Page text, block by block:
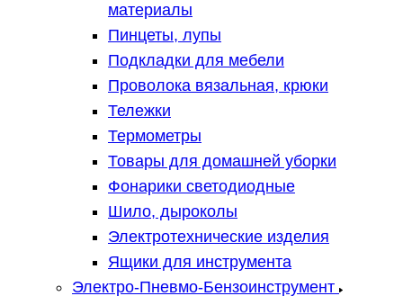
материалы
Пинцеты, лупы
Подкладки для мебели
Проволока вязальная, крюки
Тележки
Термометры
Товары для домашней уборки
Фонарики светодиодные
Шило, дыроколы
Электротехнические изделия
Ящики для инструмента
Электро-Пневмо-Бензоинструмент